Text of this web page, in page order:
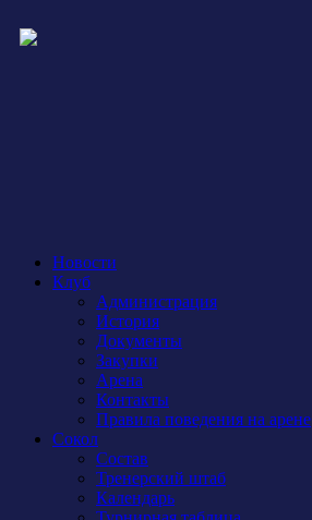
Новости
Клуб
Администрация
История
Документы
Закупки
Арена
Контакты
Правила поведения на арене
Сокол
Состав
Тренерский штаб
Календарь